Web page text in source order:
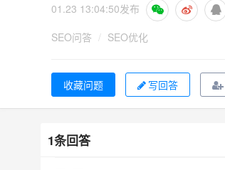
01.23 13:04:50发布
SEO问答 / SEO优化
写回答
1条回答